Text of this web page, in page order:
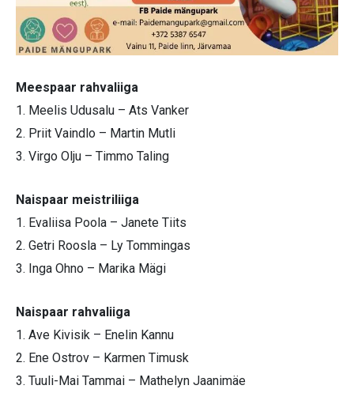
Meespaar rahvaliiga
1. Meelis Udusalu – Ats Vanker
2. Priit Vaindlo – Martin Mutli
3. Virgo Olju – Timmo Taling
Naispaar meistriliiga
1. Evaliisa Poola – Janete Tiits
2. Getri Roosla – Ly Tommingas
3. Inga Ohno – Marika Mägi
Naispaar rahvaliiga
1. Ave Kivisik – Enelin Kannu
2. Ene Ostrov – Karmen Timusk
3. Tuuli-Mai Tammai – Mathelyn Jaanimäe